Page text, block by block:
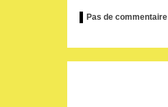
Pas de commentaire